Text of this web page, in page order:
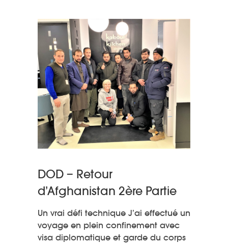
DOD – Retour
d’Afghanistan 2ère Partie
Un vrai défi technique J’ai effectué un
voyage en plein confinement avec
visa diplomatique et garde du corps